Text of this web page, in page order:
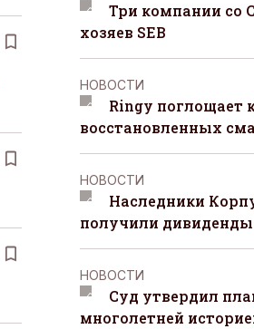
Три компании со
хозяев SEB
НОВОСТИ
Ringy поглощает
восстановленных
НОВОСТИ
Наследники
получили
НОВОСТИ
Суд утвердил
многолетней